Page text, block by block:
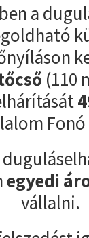
a
(110
egyedi
vállalni.